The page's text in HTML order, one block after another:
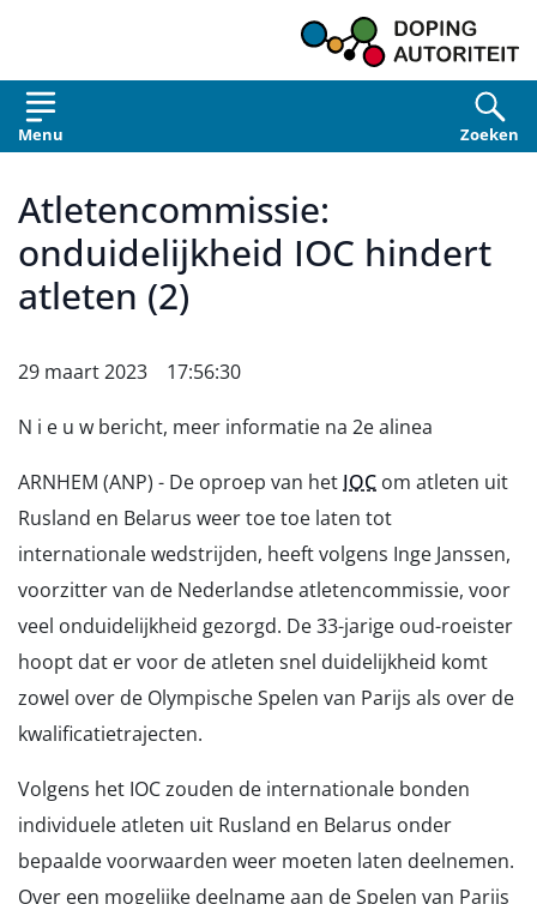
Menu Zoeken
Atletencommissie:
onduidelijkheid IOC hindert
atleten (2)
29 maart 2023 17:56:30
N i e u w bericht, meer informatie na 2e alinea
ARNHEM (ANP) - De oproep van het IOC om atleten uit
Rusland en Belarus weer toe toe laten tot
internationale wedstrijden, heeft volgens Inge Janssen,
voorzitter van de Nederlandse atletencommissie, voor
veel onduidelijkheid gezorgd. De 33-jarige oud-roeister
hoopt dat er voor de atleten snel duidelijkheid komt
zowel over de Olympische Spelen van Parijs als over de
kwalificatietrajecten.
Volgens het IOC zouden de internationale bonden
individuele atleten uit Rusland en Belarus onder
bepaalde voorwaarden weer moeten laten deelnemen.
Over een mogelijke deelname aan de Spelen van Parijs